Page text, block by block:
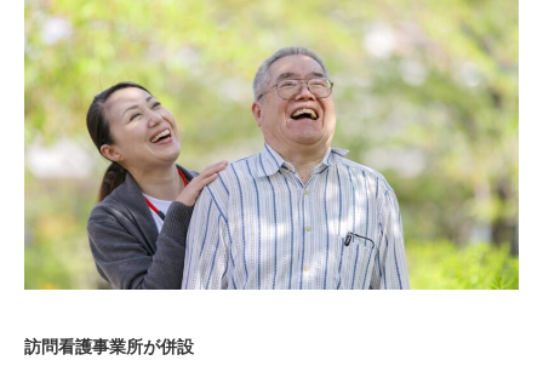
訪問看護事業所が併設